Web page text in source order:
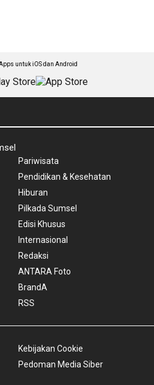
untuk iOS dan Android
Pariwisata
Pendidikan & Kesehatan
Hiburan
Pilkada Sumsel
Edisi Khusus
Internasional
Redaksi
ANTARA Foto
BrandA
RSS
Kebijakan Cookie
Pedoman Media Siber